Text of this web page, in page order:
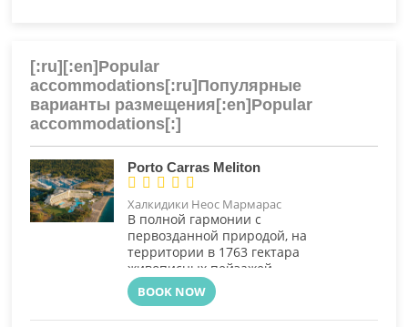
[:ru][:en]Popular
accommodations[:ru]Популярные
варианты размещения[:en]Popular
accommodations[:]
Porto Carras Meliton





Халкидики Неос Мармарас
В полной гармонии с
первозданной природой, на
территории в 1763 гектара
живописных пейзажей
культового комплекса Porto
Carras Grand Resort,
расположен его жемчужина..
BOOK NOW